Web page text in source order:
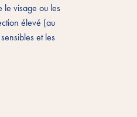
le visage ou les
élevé (au
et les